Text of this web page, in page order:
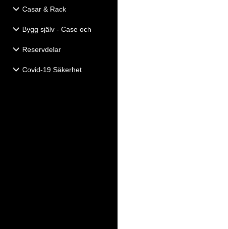
Casar & Rack
Bygg själv - Case och
Reservdelar
Covid-19 Säkerhet